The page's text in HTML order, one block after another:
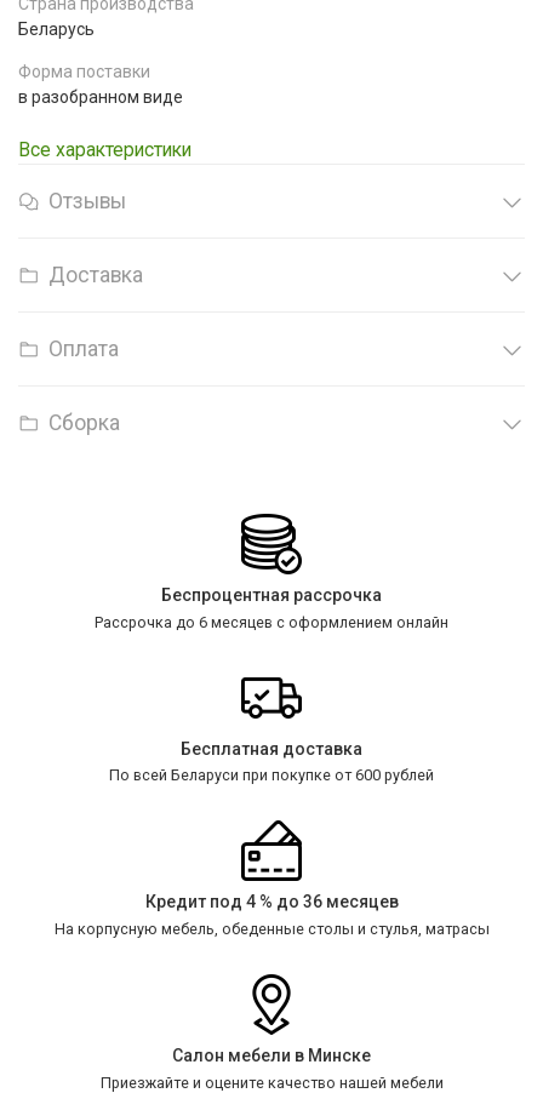
Страна производства
Беларусь
Форма поставки
в разобранном виде
Все характеристики
Отзывы
Доставка
Оплата
Сборка
Беспроцентная рассрочка
Рассрочка до 6 месяцев с оформлением онлайн
Бесплатная доставка
По всей Беларуси при покупке от 600 рублей
Кредит под 4 % до 36 месяцев
На корпусную мебель, обеденные столы и стулья, матрасы
Салон мебели в Минске
Приезжайте и оцените качество нашей мебели